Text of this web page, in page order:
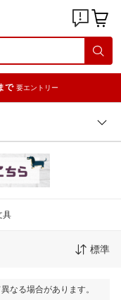
で 要エントリー
具
標準
なる場合があります。